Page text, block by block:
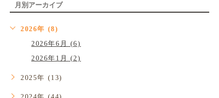
月別アーカイブ
2026年 (8)
2026年6月 (6)
2026年1月 (2)
2025年 (13)